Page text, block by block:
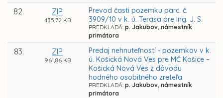
82. ZIP
435,72 KB
Prevod časti pozemku parc. č.
3909/10 v k. ú. Terasa pre Ing. J. S.
PREDKLADÁ: p. Jakubov, námestník
primátora
83. ZIP
961,86 KB
Predaj nehnuteľností - pozemkov v k.
ú. Košická Nová Ves pre MČ Košice –
Košická Nová Ves z dôvodu
hodného osobitného zreteľa
PREDKLADÁ: p. Jakubov, námestník
primátora